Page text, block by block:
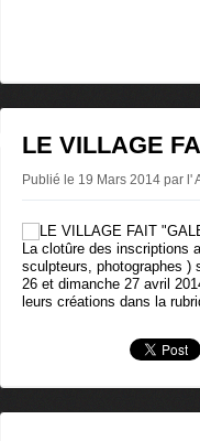
LE VILLAGE
Publié le 19 Mars 2014 par l'
La clotûre des inscriptions
sculpteurs, photographes )
26 et dimanche 27 avril
leurs créations dans la